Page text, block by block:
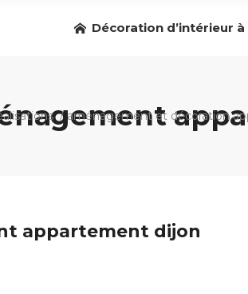
Décoration d’intérieur à
/ aménagement et décoration
appartement dijon